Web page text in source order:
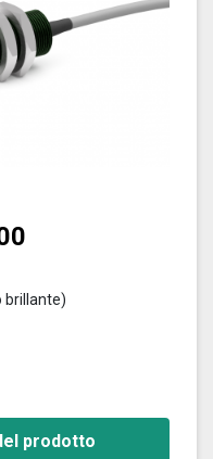
brillante)
prodotto